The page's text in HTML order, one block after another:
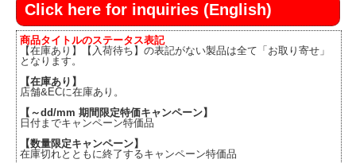
Click here for inquiries (English)
商品タイトルのステータス表記
【在庫あり】【入荷待ち】の表記がない製品は全て「お取り寄せ」
となります。
【在庫あり】
店舗&ECに在庫あり。
【～dd/mm 期間限定特価キャンペーン】
日付までキャンペーン特価品
【数量限定キャンペーン】
在庫切れとともに終了するキャンペーン特価品